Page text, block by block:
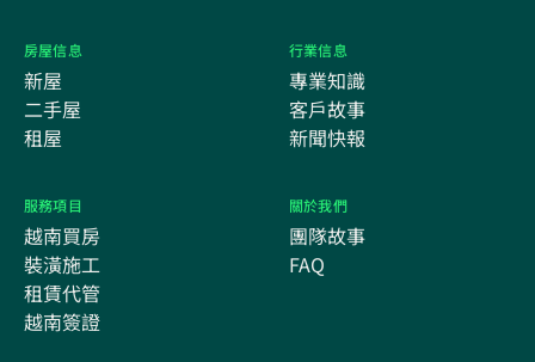
房屋信息
新屋
二手屋
租屋
行業信息
專業知識
客戶故事
新聞快報
服務項目
越南買房
裝潢施工
租賃代管
越南簽證
關於我們
團隊故事
FAQ